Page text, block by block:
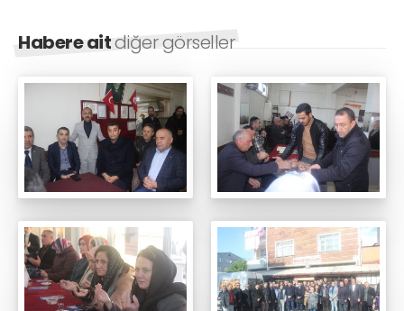
Habere aitdiğer görseller